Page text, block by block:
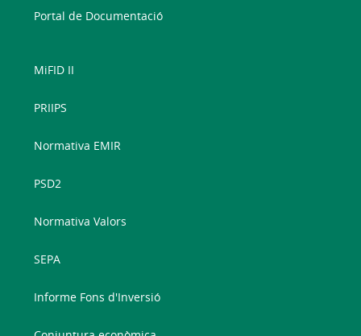
Portal de Documentació
MiFID II
PRIIPS
Normativa EMIR
PSD2
Normativa Valors
SEPA
Informe Fons d'Inversió